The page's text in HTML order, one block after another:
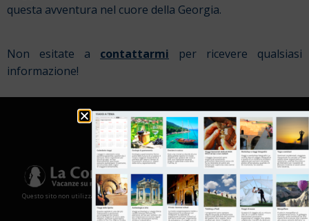
questa avventura nel cuore della Georgia.
Non esitate a contattarmi per ricevere qualsiasi
informazione!
Questo sito non utilizza cookies e non memorizza in alcun modo le tue informazioni